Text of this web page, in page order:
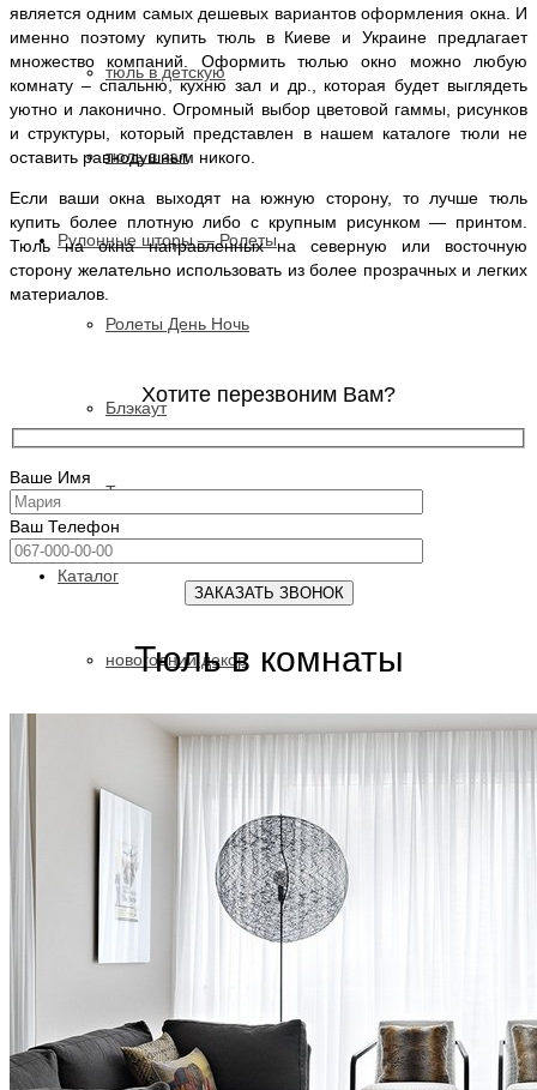
тюль в детскую
тюль в зал
Рулонные шторы — Ролеты
Ролеты День Ночь
Блэкаут
Ткань
Каталог
новогодний декор
ткани для штор
ткань прованс
ткань в детскую
является одним самых дешевых вариантов оформления окна. И
именно поэтому купить тюль в Киеве и Украине предлагает
множество компаний. Оформить тюлью окно можно любую
комнату – спальню, кухню зал и др., которая будет выглядеть
уютно и лаконично. Огромный выбор цветовой гаммы, рисунков
и структуры, который представлен в нашем каталоге тюли не
оставить равнодушным никого.
Если ваши окна выходят на южную сторону, то лучше тюль
купить более плотную либо с крупным рисунком — принтом.
Тюль на окна направленных на северную или восточную
сторону желательно использовать из более прозрачных и легких
материалов.
Хотите перезвоним Вам?
Ваше Имя
Ваш Телефон
Тюль в комнаты